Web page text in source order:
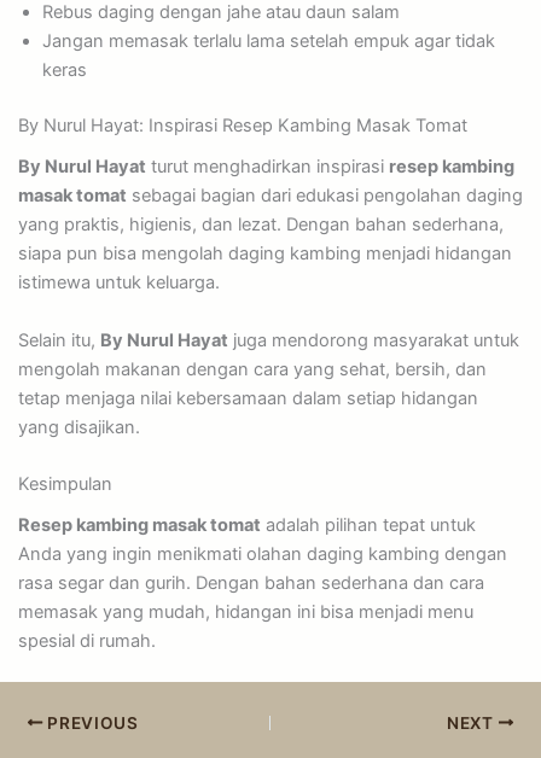
Rebus daging dengan jahe atau daun salam
Jangan memasak terlalu lama setelah empuk agar tidak
keras
By Nurul Hayat: Inspirasi Resep Kambing Masak Tomat
By Nurul Hayat turut menghadirkan inspirasi resep kambing
masak tomat sebagai bagian dari edukasi pengolahan daging
yang praktis, higienis, dan lezat. Dengan bahan sederhana,
siapa pun bisa mengolah daging kambing menjadi hidangan
istimewa untuk keluarga.
Selain itu, By Nurul Hayat juga mendorong masyarakat untuk
mengolah makanan dengan cara yang sehat, bersih, dan
tetap menjaga nilai kebersamaan dalam setiap hidangan
yang disajikan.
Kesimpulan
Resep kambing masak tomat adalah pilihan tepat untuk
Anda yang ingin menikmati olahan daging kambing dengan
rasa segar dan gurih. Dengan bahan sederhana dan cara
memasak yang mudah, hidangan ini bisa menjadi menu
spesial di rumah.
PREVIOUS NEXT